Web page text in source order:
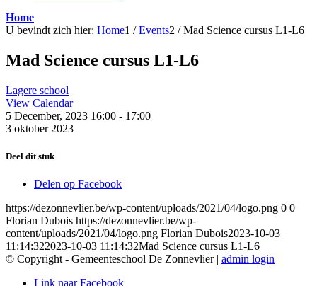
Home
U bevindt zich hier: Home1 / Events2 / Mad Science cursus L1-L6
Mad Science cursus L1-L6
Lagere school
View Calendar
5 December, 2023 16:00 - 17:00
3 oktober 2023
Deel dit stuk
Delen op Facebook
https://dezonnevlier.be/wp-content/uploads/2021/04/logo.png 0 0
Florian Dubois https://dezonnevlier.be/wp-
content/uploads/2021/04/logo.png Florian Dubois2023-10-03
11:14:322023-10-03 11:14:32Mad Science cursus L1-L6
© Copyright - Gemeenteschool De Zonnevlier | admin login
Link naar Facebook